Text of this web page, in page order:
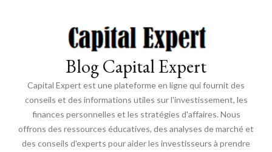
Blog Capital Expert
Capital Expert est une plateforme en ligne qui fournit des
conseils et des informations utiles sur l'investissement, les
finances personnelles et les stratégies d'affaires. Nous
offrons des ressources éducatives, des analyses de marché et
des conseils d'experts pour aider les investisseurs à prendre